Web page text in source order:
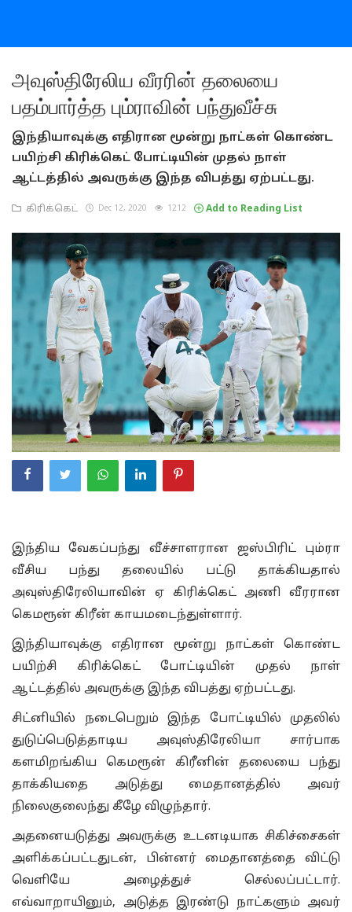
அவுஸ்திரேலிய வீரரின் தலையை
பதம்பார்த்த பும்ராவின் பந்துவீச்சு
இந்தியாவுக்கு எதிரான மூன்று நாட்கள் கொண்ட
பயிற்சி கிரிக்கெட் போட்டியின் முதல் நாள்
ஆட்டத்தில் அவருக்கு இந்த விபத்து ஏற்பட்டது.
கிரிக்கெட் Dec 12, 2020 1212 Add to Reading List
இந்திய வேகப்பந்து வீச்சாளரான ஜஸ்பிரிட் பும்ரா
வீசிய பந்து தலையில் பட்டு தாக்கியதால்
அவுஸ்திரேலியாவின் ஏ கிரிக்கெட் அணி வீரரான
கெமரூன் கிரீன் காயமடைந்துள்ளார்.
இந்தியாவுக்கு எதிரான மூன்று நாட்கள் கொண்ட
பயிற்சி கிரிக்கெட் போட்டியின் முதல் நாள்
ஆட்டத்தில் அவருக்கு இந்த விபத்து ஏற்பட்டது.
சிட்னியில் நடைபெறும் இந்த போட்டியில் முதலில்
துடுப்பெடுத்தாடிய அவுஸ்திரேலியா சார்பாக
களமிறங்கிய கெமரூன் கிரீனின் தலையை பந்து
தாக்கியதை அடுத்து மைதானத்தில் அவர்
நிலைகுலைந்து கீழே விழுந்தார்.
அதனையடுத்து அவருக்கு உடனடியாக சிகிச்சைகள்
அளிக்கப்பட்டதுடன், பின்னர் மைதானத்தை விட்டு
வெளியே அழைத்துச் செல்லப்பட்டார்.
எவ்வாறாயினும், அடுத்த இரண்டு நாட்களும் அவர்